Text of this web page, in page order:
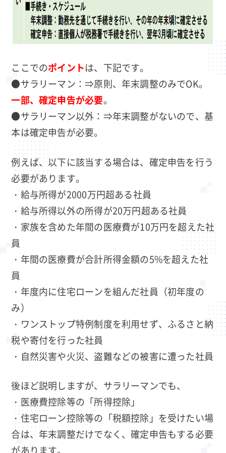
ここでのポイントは、下記です。
●サラリーマン：⇒原則、年末調整のみでOK。
一部、確定申告が必要。
●サラリーマン以外：⇒年末調整がないので、基
本は確定申告が必要。
例えば、以下に該当する場合は、確定申告を行う
必要があります。
・給与所得が2000万円超ある社員
・給与所得以外の所得が20万円超ある社員
・家族を含めた年間の医療費が10万円を超えた社
員
・年間の医療費が合計所得金額の5%を超えた社
員
・年度内に住宅ローンを組んだ社員（初年度の
み）
・ワンストップ特例制度を利用せず、ふるさと納
税や寄付を行った社員
・自然災害や火災、盗難などの被害に遭った社員
後ほど説明しますが、サラリーマンでも、
・医療費控除等の「所得控除」
・住宅ローン控除等の「税額控除」を受けたい場
合は、年末調整だけでなく、確定申告もする必要
があります。